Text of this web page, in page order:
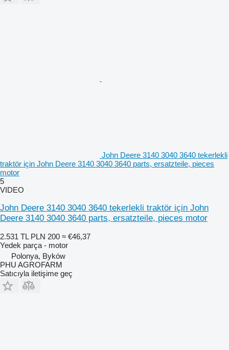
John Deere 3140 3040 3640 tekerlekli
traktör için John Deere 3140 3040 3640 parts, ersatzteile, pieces
motor
5
VIDEO
John Deere 3140 3040 3640 tekerlekli traktör için John
Deere 3140 3040 3640 parts, ersatzteile, pieces motor
2.531 TL PLN 200 ≈ €46,37
Yedek parça - motor
Polonya, Byków
PHU AGROFARM
Satıcıyla iletişime geç